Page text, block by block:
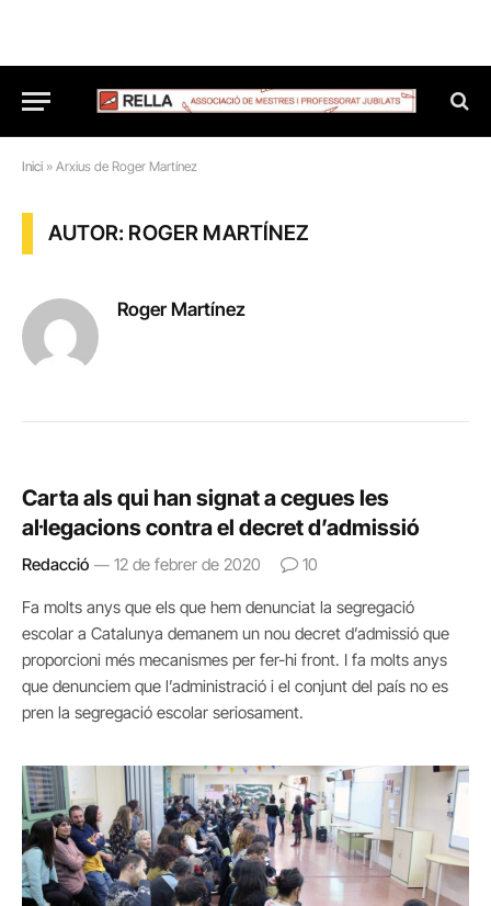
Inici » Arxius de Roger Martínez
AUTOR: ROGER MARTÍNEZ
Roger Martínez
Carta als qui han signat a cegues les
al·legacions contra el decret d’admissió
Redacció 12 de febrer de 2020 10
Fa molts anys que els que hem denunciat la segregació
escolar a Catalunya demanem un nou decret d’admissió que
proporcioni més mecanismes per fer-hi front. I fa molts anys
que denunciem que l’administració i el conjunt del país no es
pren la segregació escolar seriosament.